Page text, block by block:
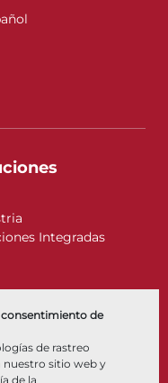
de
de rastreo
nuestro sitio web y
de la
Integradas